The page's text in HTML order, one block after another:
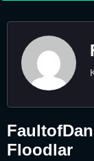
FaultofDan
Floodlar